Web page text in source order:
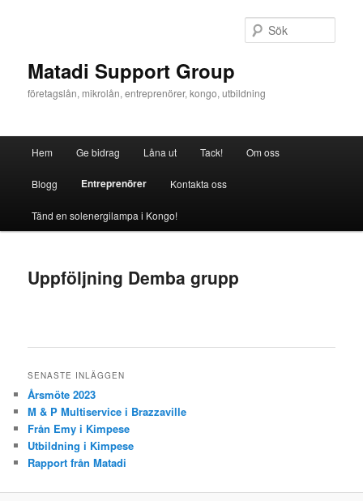
Matadi Support Group
företagslån, mikrolån, entreprenörer, kongo, utbildning
Hem Ge bidrag Låna ut Tack! Om oss
Blogg Entreprenörer Kontakta oss
Tänd en solenergilampa i Kongo!
Uppföljning Demba grupp
SENASTE INLÄGGEN
Årsmöte 2023
M & P Multiservice i Brazzaville
Från Emy i Kimpese
Utbildning i Kimpese
Rapport från Matadi